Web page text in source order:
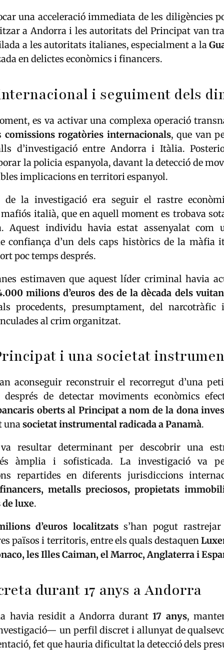
una acceleració immediata de les diligències
a Andorra i les autoritats del Principat van
a les autoritats italianes, especialment a la
en delictes econòmics i financers.
i seguiment dels
es va activar una complexa operació
comissions rogatòries internacionals, que van
d’investigació entre Andorra i Itàlia.
la policia espanyola, davant la detecció de
implicacions en territori espanyol.
de la investigació era seguir el rastre
italià, que en aquell moment es trobava
Aquest individu havia estat assenyalat com
confiança d’un dels caps històrics de la màfia
poc temps després.
estimaven que aquest líder criminal havia
milions d’euros des de la dècada dels
procedents, presumptament, del narcotràfic
al crim organitzat.
i una societat
aconseguir reconstruir el recorregut d’una
després de detectar moviments econòmics
oberts al Principat a nom de la dona
unasocietat instrumental radicada a Panamà.
resultar determinant per descobrir una
àmplia i sofisticada. La investigació va
repartides en diferents jurisdiccions
metalls preciosos, propietats
luxe.
d’euros localitzatss’han pogut
països i territoris, entre els quals destaquen
les Illes Caiman, el Marroc, Anglaterra i
durant 17 anys a Andorra
havia residit a Andorra durant17 anys,
un perfil discret i allunyat de
fet que hauria dificultat la detecció dels